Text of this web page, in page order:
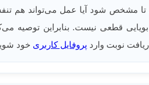
مشخص شود آیا عمل می‌تواند هم
قطعی نیست. بنابراین توصیه
نوبت وارد پروفایل کاربری خود